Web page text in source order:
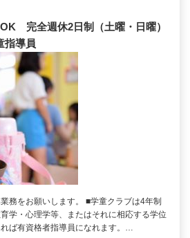
完全週休2日制（土曜・日曜）
指導員
務をお願いします。 ■学童クラブは4年制
学・心理学等、またはそれに相応する学位
れば有資格者指導員になれます。…